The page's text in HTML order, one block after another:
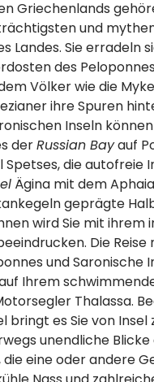
Griechenlands
und
Landes. Sie erradeln
des
Völker wie die
ihre Spuren
Inseln
derRussian Bayauf
Spetses, die autofreie
Ägina mit dem
geprägte
wird Sie mit ihrem
Die Reise
und Saronische
Ihrem
Thalassa.
es Sie von Insel
unendliche
die eine oder andere